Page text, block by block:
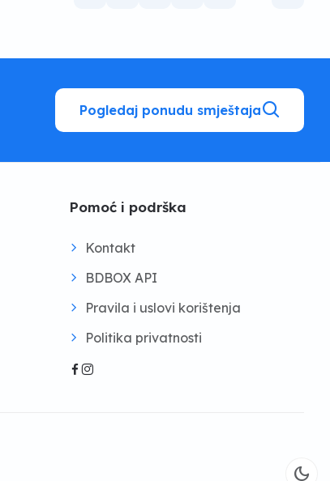
Pogledaj ponudu smještaja
Pomoć i podrška
Kontakt
BDBOX API
Pravila i uslovi korištenja
Politika privatnosti
dark_mode